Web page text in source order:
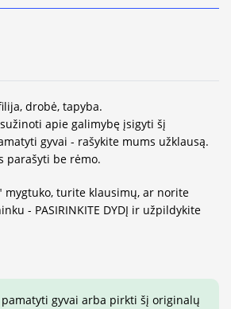
drobė, tapyba.
apie galimybę įsigyti šį
gyvai - rašykite mums užklausą.
parašyti be rėmo.
mygtuko, turite klausimų, ar norite
- PASIRINKITE DYDĮ ir užpildykite
gyvai arba pirkti šį originalų